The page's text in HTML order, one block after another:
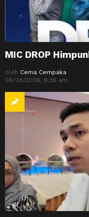
MIC DROP
oleh Cema Cempaka
06/08/2026, 9:36 am